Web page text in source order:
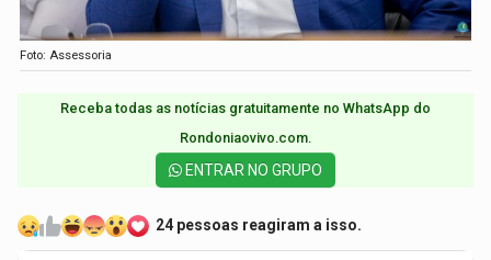
Foto: Assessoria
Receba todas as notícias gratuitamente no WhatsApp do
Rondoniaovivo.com.​
ENTRAR NO GRUPO
24 pessoas reagiram a isso.